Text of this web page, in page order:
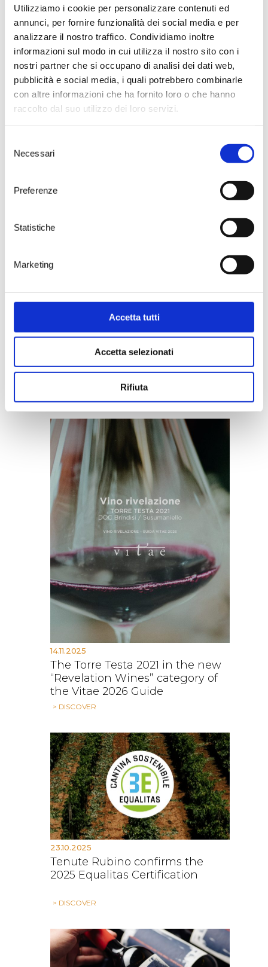
Utilizziamo i cookie per personalizzare contenuti ed
annunci, per fornire funzionalità dei social media e per
analizzare il nostro traffico. Condividiamo inoltre
informazioni sul modo in cui utilizza il nostro sito con i
nostri partner che si occupano di analisi dei dati web,
pubblicità e social media, i quali potrebbero combinarle
con altre informazioni che ha fornito loro o che hanno
raccolto dal suo utilizzo dei loro servizi.
delNecessari
Preferenze
Statistiche
Marketing
Accetta tutti
Accetta selezionati
Rifiuta
20.01.2026
> DISCOVER
09.12.2025
The world of art meets the world
of wine: ALCHIMIE is born
14.11.2025
The Torre Testa 2021 in the new
“Revelation Wines” category of
the Vitae 2026 Guide
> DISCOVER
23.10.2025
Tenute Rubino confirms the
2025 Equalitas Certification
> DISCOVER